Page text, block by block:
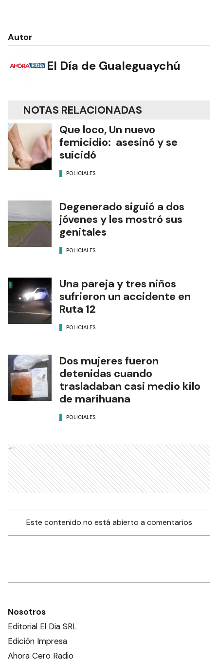
Autor
El Día de Gualeguaychú
NOTAS RELACIONADAS
Que loco, Un nuevo
femicidio: asesinó y se
suicidó
POLICIALES
Degenerado siguió a dos
jóvenes y les mostró sus
genitales
POLICIALES
Una pareja y tres niños
sufrieron un accidente en
Ruta 12
POLICIALES
Dos mujeres fueron
detenidas cuando
trasladaban casi medio kilo
de marihuana
POLICIALES
Ads
Este contenido no está abierto a comentarios
Nosotros
Editorial El Dia SRL
Edición Impresa
Ahora Cero Radio